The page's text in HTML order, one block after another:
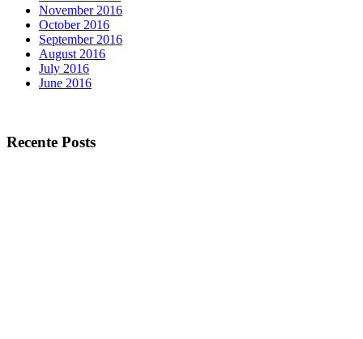
November 2016
October 2016
September 2016
August 2016
July 2016
June 2016
Recente Posts